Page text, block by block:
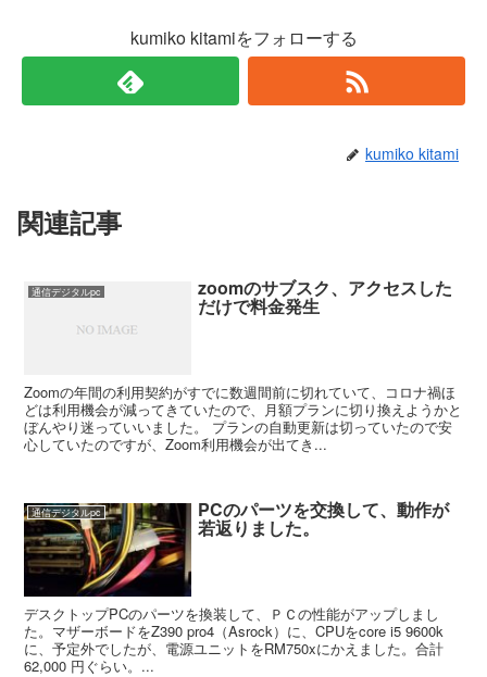
kumiko kitamiをフォローする
kumiko kitami
関連記事
通信デジタルpc zoomのサブスク、アクセスした
だけで料金発生
Zoomの年間の利用契約がすでに数週間前に切れていて、コロナ禍ほ
どは利用機会が減ってきていたので、月額プランに切り換えようかと
ぼんやり迷っていいました。 プランの自動更新は切っていたので安
心していたのですが、Zoom利用機会が出てき...
通信デジタルpc PCのパーツを交換して、動作が
若返りました。
デスクトップPCのパーツを換装して、ＰＣの性能がアップしまし
た。マザーボードをZ390 pro4（Asrock）に、CPUをcore i5 9600k
に、予定外でしたが、電源ユニットをRM750xにかえました。合計
62,000 円ぐらい。...